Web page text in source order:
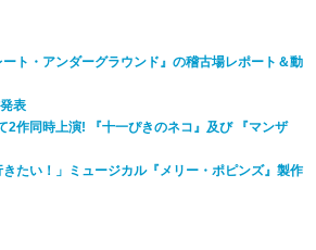
ト・アンダーグラウンド』の稽古場レポート＆動
表
2作同時上演! 『十一ぴきのネコ』及び 『マンザ
たい！」ミュージカル『メリー・ポピンズ』製作